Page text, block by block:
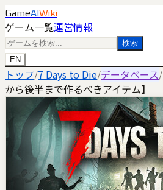
GameAI Wiki
ゲーム一覧運営情報
検索
EN
トップ/7 Days to Die/データベース/
から後半まで作るべきアイテム】